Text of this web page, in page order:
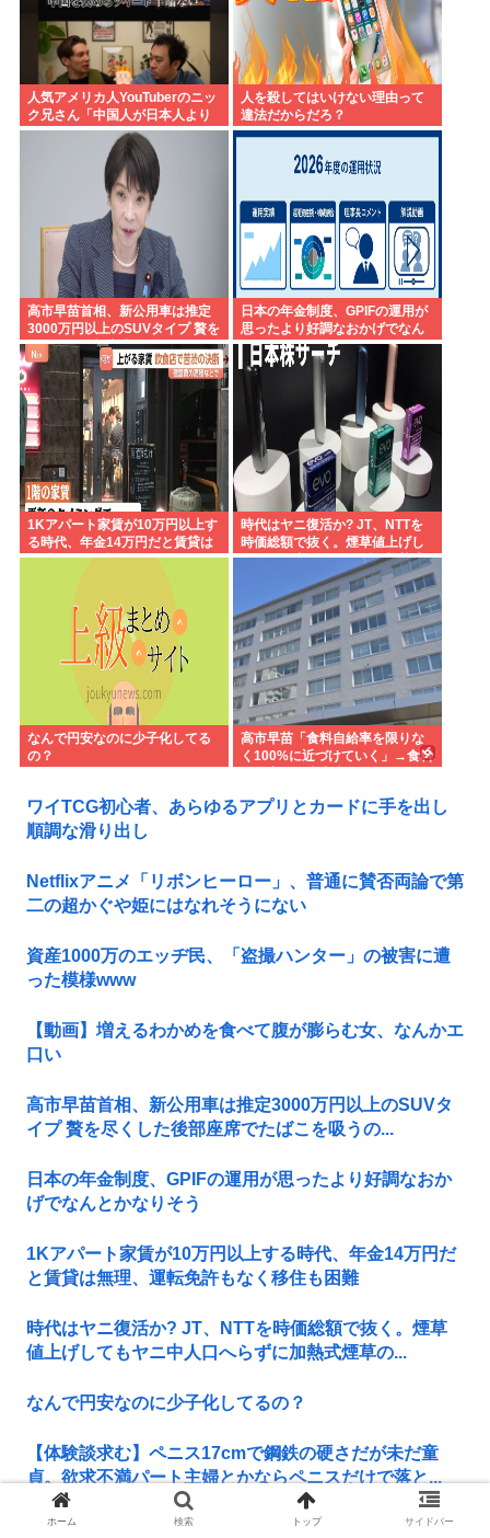
人気アメリカ人YouTuberのニッ
ク兄さん「中国人が日本人より
マナーいいなんてあり得ない。
クソ過ぎ。中華料理も好きじゃ
人を殺してはいけない理由って
違法だからだろ？
高市早苗首相、新公用車は推定
3000万円以上のSUVタイプ 贅を
尽くした後部座席でたばこを吸
うのが至福の時間か どんどん延
びる乗車時間
日本の年金制度、GPIFの運用が
思ったより好調なおかげでなん
とかなりそう
1Kアパート家賃が10万円以上す
る時代、年金14万円だと賃貸は
無理、運転免許もなく移住も困
時代はヤニ復活か? JT、NTTを
時価総額で抜く。煙草値上げし
てもヤニ中人口へらずに加熱式
煙草のシュアのびる
なんで円安なのに少子化してる
の？
高市早苗「食料自給率を限りな
く100%に近づけていく」→食料
ワイTCG初心者、あらゆるアプリとカードに手を出し
順調な滑り出し
Netflixアニメ「リボンヒーロー」、普通に賛否両論で第
二の超かぐや姫にはなれそうにない
資産1000万のエッヂ民、「盗撮ハンター」の被害に遭
った模様www
【動画】増えるわかめを食べて腹が膨らむ女、なんかエ
口い
高市早苗首相、新公用車は推定3000万円以上のSUVタ
イプ 贅を尽くした後部座席でたばこを吸うの...
日本の年金制度、GPIFの運用が思ったより好調なおか
げでなんとかなりそう
1Kアパート家賃が10万円以上する時代、年金14万円だ
と賃貸は無理、運転免許もなく移住も困難
時代はヤニ復活か? JT、NTTを時価総額で抜く。煙草
値上げしてもヤニ中人口へらずに加熱式煙草の...
なんで円安なのに少子化してるの？
【体験談求む】ペニス17cmで鋼鉄の硬さだが未だ童
貞。欲求不満パート主婦とかならペニスだけで落と...
Microsoft Excel 「えっ！？ワイで文書作成を！？」
ホーム 検索 トップ サイドバー